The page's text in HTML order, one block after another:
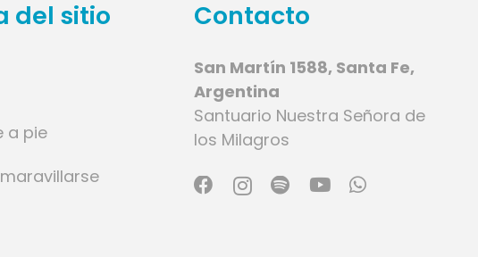
del sitio
a pie
Contacto
San Martín 1588, Santa Fe,
Argentina
Santuario Nuestra Señora de
los Milagros